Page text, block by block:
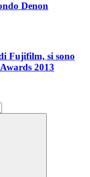
Denon
Fujifilm, si sono
2013